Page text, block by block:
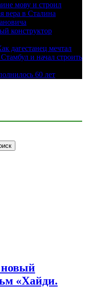
мову и строил
вера в Сталина
конструктор
дагестанец мечтал
и начал строить
60 лет
«Хайди.